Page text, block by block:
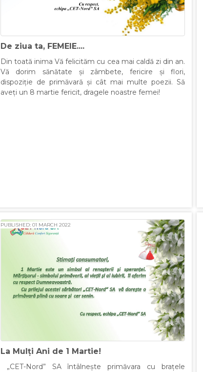
De ziua ta, FEMEIE....
Din toată inima Vă felicităm cu cea mai caldă zi din an.
Vă dorim sănătate și zâmbete, fericire și flori,
dispoziție de primăvară și cât mai multe poezii. Să
aveți un 8 martie fericit, dragele noastre femei!
La Mulți Ani de 1 Martie!
PUBLISHED: 01 MARCH 2022
„CET-Nord” SA întâlnește primăvara cu brațele